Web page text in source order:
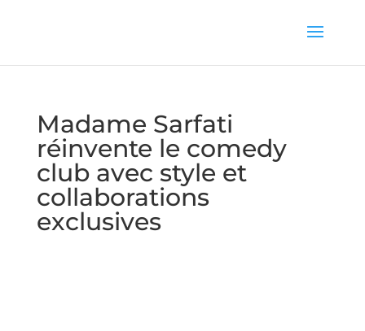
Madame Sarfati
réinvente le comedy
club avec style et
collaborations
exclusives